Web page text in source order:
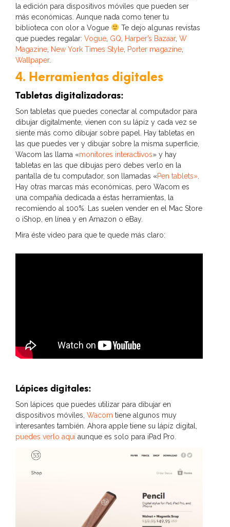
la edición para dispositivos móviles que pueden ser
más económicas. Aunque nada como tener tu
biblioteca con olor a Vogue
Te dejo algunas revistas
que puedes regalar: Vogue GQ Harper’s Bazaar, W
Magazine New York Times Style Porter magazine
Wallpaper.
4. Herramientas digitales
Tabletas digitalizadoras:
Son tabletas que puedes conectar al computador para
dibujar digitalmente, vienen con su lápiz y cada vez se
siente más como dibujar sobre papel. Hay tabletas en
las que puedes ver y dibujar sobre la misma superficie,
Wacom las llama «monitores interactivos» y hay
tabletas en las que dibujas pero debes verlo en la
pantalla de tu computador, son llamadas «Pen tablets»
Hay otras marcas más económicas, pero Wacom es
una compañía dedicada a éstas herramientas, la
recomiendo al 100%. Las suelen vender en el Mac Store
o iShop, en línea y en Amazon o eBay.
Mira éste video para que te quede más claro:
Lápices digitales:
Son lápices que puedes utilizar para dibujar en
dispositivos móviles, Wacom tiene algunos muy
interesantes también. Ahora apple tiene su lápiz digital,
puedes verlo aquí aunque es solo para iPad Pro.